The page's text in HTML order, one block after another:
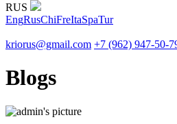
RUS
EngRusChiFreItaSpaTur
kriorus@gmail.com +7 (962) 947-50-
Blogs